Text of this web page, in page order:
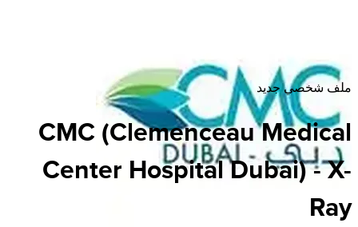
ملف شخصي جديد
CMC (Clemenceau Medical
Center Hospital Dubai) - X-
Ray